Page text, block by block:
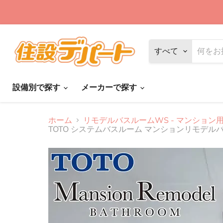
すべて
設備別で探す メーカーで探す
ホーム
リモデルバスルームWS - マンション
TOTO システムバスルーム マンションリモデ